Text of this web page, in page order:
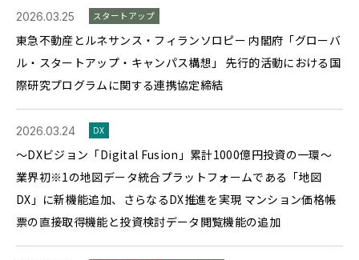
2026.03.25 スタートアップ
東急不動産とルネサンス・フィランソロピー 内閣府「グローバ
ル・スタートアップ・キャンパス構想」 先行的活動における国
際研究プログラムに関する連携協定締結
2026.03.24 DX
～DXビジョン「Digital Fusion」累計1000億円投資の一環～
業界初※1の地図データ統合プラットフォームである「地図
DX」に新機能追加、さらなるDX推進を実現 マンション価格帳
票の直接取得機能と投資検討データ閲覧機能の追加